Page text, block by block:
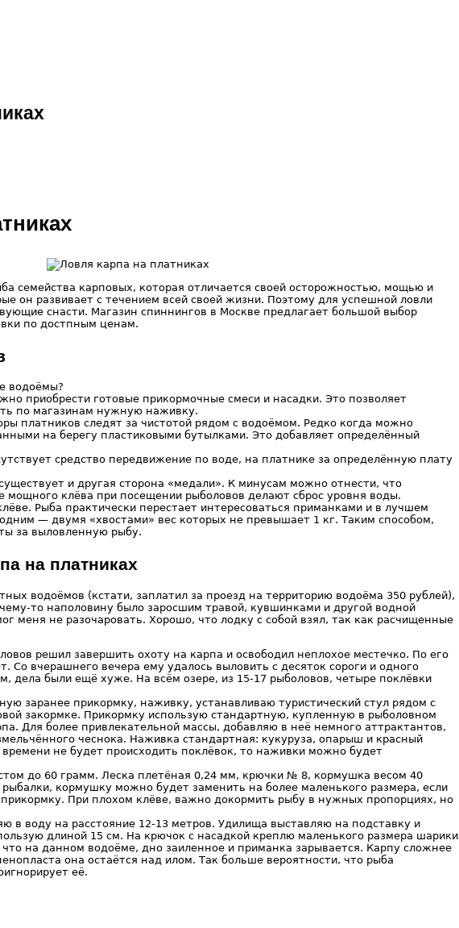
семейства карповых, которая отличается своей осторожностью, мощью и
он развивает с течением всей своей жизни. Поэтому для успешной ловли
снасти. Магазин спиннингов в Москве предлагает большой выбор
по достпным ценам.
водоёмы?
приобрести готовые прикормочные смеси и насадки. Это позволяет
по магазинам нужную наживку.
платников следят за чистотой рядом с водоёмом. Редко когда можно
на берегу пластиковыми бутылками. Это добавляет определённый
средство передвижение по воде, на платнике за определённую плату
и другая сторона «медали». К минусам можно отнести, что
мощного клёва при посещении рыболовов делают сброс уровня воды.
Рыба практически перестает интересоваться приманками и в лучшем
— двумя «хвостами» вес которых не превышает 1 кг. Таким способом,
за выловленную рыбу.
на платниках
водоёмов (кстати, заплатил за проезд на территорию водоёма 350 рублей),
то наполовину было заросшим травой, кувшинками и другой водной
меня не разочаровать. Хорошо, что лодку с собой взял, так как расчищенные
решил завершить охоту на карпа и освободил неплохое местечко. По его
Со вчерашнего вечера ему удалось выловить с десяток сороги и одного
дела были ещё хуже. На всём озере, из 15-17 рыболовов, четыре поклёвки
заранее прикормку, наживку, устанавливаю туристический стул рядом с
закормке. Прикормку использую стандартную, купленную в рыболовном
Для более привлекательной массы, добавляю в неё немного аттрактантов,
чеснока. Наживка стандартная: кукуруза, опарыш и красный
не будет происходить поклёвок, то наживки можно будет
до 60 грамм. Леска плетёная 0,24 мм, крючки № 8, кормушка весом 40
кормушку можно будет заменить на более маленького размера, если
При плохом клёве, важно докормить рыбу в нужных пропорциях, но
в воду на расстояние 12-13 метров. Удилища выставляю на подставку и
длиной 15 см. На крючок с насадкой креплю маленького размера шарики
на данном водоёме, дно заиленное и приманка зарывается. Карпу сложнее
она остаётся над илом. Так больше вероятности, что рыба
её.